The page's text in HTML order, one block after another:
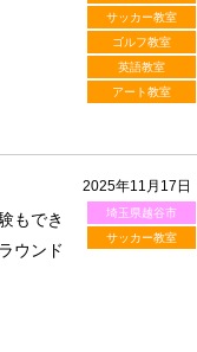
サッカー教室
ゴルフ教室
英語教室
アート教室
2025年11月17日
埼玉県越谷市
サッカー教室
もでき
ウンド